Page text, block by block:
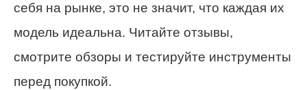
себя на рынке, это не значит, что каждая их
модель идеальна. Читайте отзывы,
смотрите обзоры и тестируйте инструменты
перед покупкой.